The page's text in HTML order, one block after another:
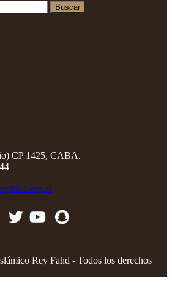
CP 1425, CABA.
Rey Fahd - Todos los derechos